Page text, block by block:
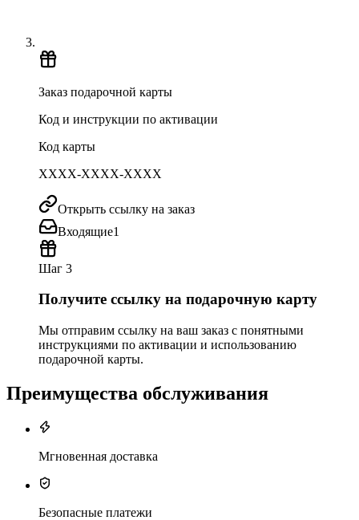
Заказ подарочной карты
Код и инструкции по активации
Код карты
XXXX-XXXX-XXXX
Открыть ссылку на заказ
Входящие1
Шаг 3
Получите ссылку на подарочную карту
Мы отправим ссылку на ваш заказ с понятными
инструкциями по активации и использованию
подарочной карты.
Преимущества обслуживания
Мгновенная доставка
Безопасные платежи